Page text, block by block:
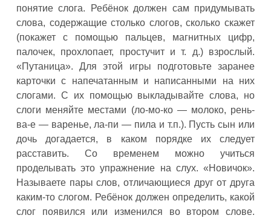
понятие слога. Ребёнок должен сам придумывать
слова, содержащие столько слогов, сколько скажет
(покажет с помощью пальцев, магнитных цифр,
палочек, прохлопает, простучит и т. д.) взрослый.
«Путаница». Для этой игры подготовьте заранее
карточки с напечатанным и написанными на них
слогами. С их помощью выкладывайте слова, но
слоги меняйте местами (ло-мо-ко — молоко, рень-
ва-е — варенье, ла-пи — пила и т.п.). Пусть сын или
дочь догадается, в каком порядке их следует
расставить. Со временем можно учиться
проделывать это упражнение на слух. «Новичок».
Называете пары слов, отличающиеся друг от друга
каким-то слогом. Ребёнок должен определить, какой
слог появился или изменился во втором слове.